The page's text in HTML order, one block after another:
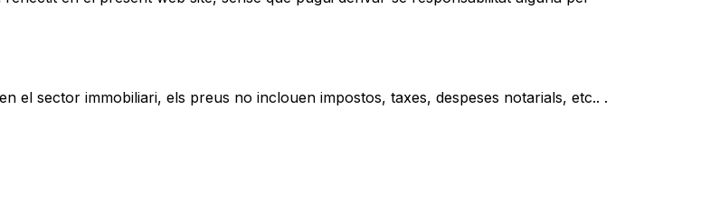
el sector immobiliari, els preus no inclouen impostos, taxes, despeses notarials, etc.. .